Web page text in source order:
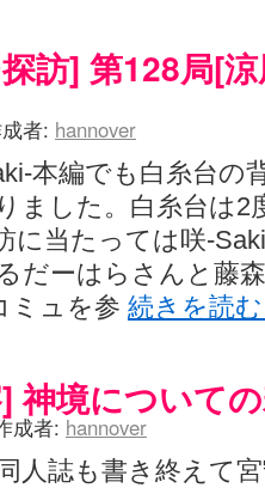
訪] 第128局[
者: hannover
本編でも白糸台の
ました。白糸台は2
に当たっては咲-
だーはらさんと藤
ミュを参 続きを読
神境について
成者: hannover
人誌も書き終えて